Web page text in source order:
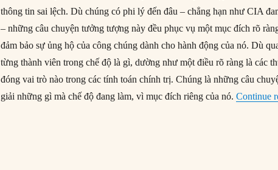
thông tin sai lệch. Dù chúng có phi lý đến đâu – chẳng hạn như CIA
– những câu chuyện tưởng tượng này đều phục vụ một mục đích rõ
đảm bảo sự ủng hộ của công chúng dành cho hành động của nó. Dù
từng thành viên trong chế độ là gì, dường như một điều rõ ràng là các
đóng vai trò nào trong các tính toán chính trị. Chúng là những câu
giải những gì mà chế độ đang làm, vì mục đích riêng của nó.Continue